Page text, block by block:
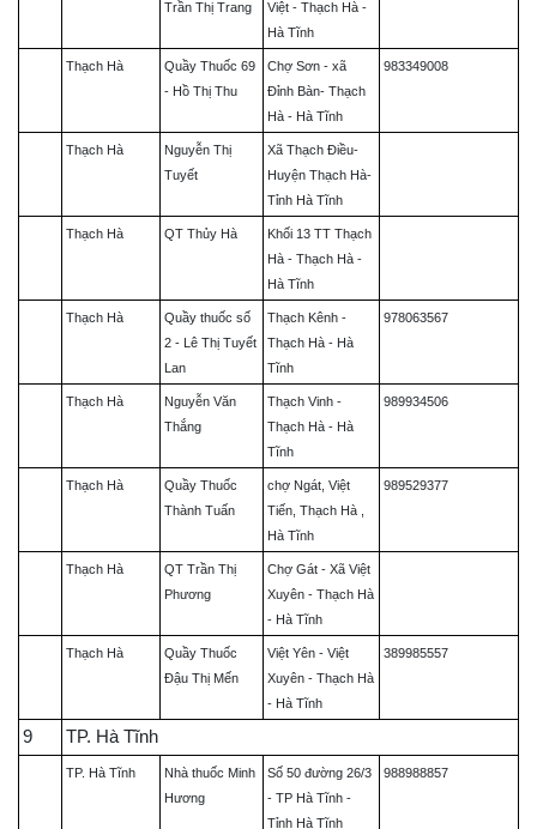
Trần Thị Trang
Việt - Thạch Hà -
Hà Tĩnh
Thạch Hà
Quầy Thuốc 69
- Hồ Thị Thu
Chợ Sơn - xã
Đỉnh Bàn- Thạch
Hà - Hà Tĩnh
983349008
Thạch Hà
Nguyễn Thị
Tuyết
Xã Thạch Điều-
Huyện Thạch Hà-
Tỉnh Hà Tĩnh
Thạch Hà QT Thủy Hà
Khối 13 TT Thạch
Hà - Thạch Hà -
Hà Tĩnh
Thạch Hà
Quầy thuốc số
2 - Lê Thị Tuyết
Lan
Thạch Kênh -
Thạch Hà - Hà
Tĩnh
978063567
Thạch Hà
Nguyễn Văn
Thắng
Thạch Vinh -
Thạch Hà - Hà
Tĩnh
989934506
Thạch Hà
Quầy Thuốc
Thành Tuấn
chợ Ngát, Việt
Tiến, Thạch Hà ,
Hà Tĩnh
989529377
Thạch Hà
QT Trần Thị
Phương
Chợ Gát - Xã Việt
Xuyên - Thạch Hà
- Hà Tĩnh
Thạch Hà
Quầy Thuốc
Đậu Thị Mến
Việt Yên - Việt
Xuyên - Thạch Hà
- Hà Tĩnh
389985557
9 TP. Hà Tĩnh
TP. Hà Tĩnh
Nhà thuốc Minh
Hương
Số 50 đường 26/3
- TP Hà Tĩnh -
Tỉnh Hà Tĩnh
988988857